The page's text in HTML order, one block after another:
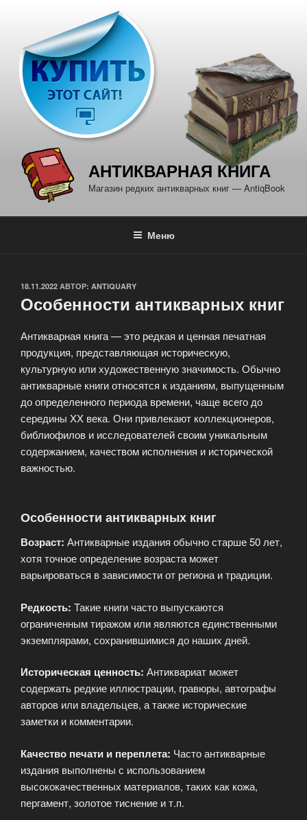
содержимому
АНТИКВАРНАЯ КНИГА
Магазин редких антикварных книг — AntiqBook
Меню
ОПУБЛИКОВАНО
18.11.2022 АВТОР: ANTIQUARY
Особенности антикварных книг
Антикварная книга — это редкая и ценная печатная
продукция, представляющая историческую,
культурную или художественную значимость. Обычно
антикварные книги относятся к изданиям, выпущенным
до определенного периода времени, чаще всего до
середины XX века. Они привлекают коллекционеров,
библиофилов и исследователей своим уникальным
содержанием, качеством исполнения и исторической
важностью.
Особенности антикварных книг
Возраст: Антикварные издания обычно старше 50 лет,
хотя точное определение возраста может
варьироваться в зависимости от региона и традиции.
Редкость: Такие книги часто выпускаются
ограниченным тиражом или являются единственными
экземплярами, сохранившимися до наших дней.
Историческая ценность: Антиквариат может
содержать редкие иллюстрации, гравюры, автографы
авторов или владельцев, а также исторические
заметки и комментарии.
Качество печати и переплета: Часто антикварные
издания выполнены с использованием
высококачественных материалов, таких как кожа,
пергамент, золотое тиснение и т.п.